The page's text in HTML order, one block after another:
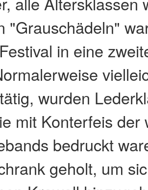
"Grauschädeln"
in eine
wurden
mit Konterfeis der
bedruckt
geholt, um